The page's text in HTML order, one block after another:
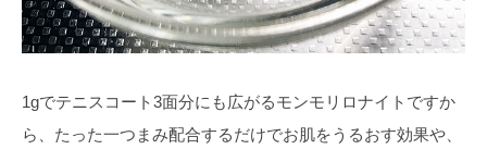
1gでテニスコート3面分にも広がるモンモリロナイトですか
ら、たった一つまみ配合するだけでお肌をうるおす効果や、